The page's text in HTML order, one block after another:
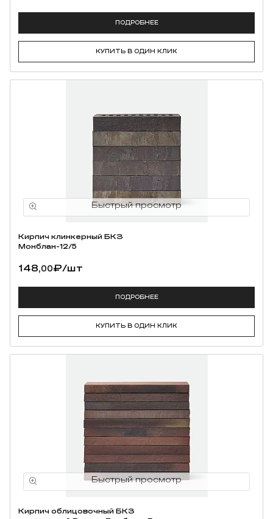
ПОДРОБНЕЕ
КУПИТЬ В ОДИН КЛИК
Кирпич клинкерный БКЗ
Монблан-12/5
148,00₽/шт
ПОДРОБНЕЕ
КУПИТЬ В ОДИН КЛИК
Кирпич облицовочный БКЗ